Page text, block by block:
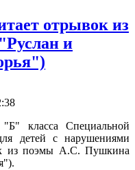
отрывок из
и
класса Специальной
детей с нарушениями
из поэмы А.С. Пушкина